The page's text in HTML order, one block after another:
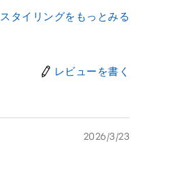
スタイリングをもっとみる
レビューを書く
2026/3/23